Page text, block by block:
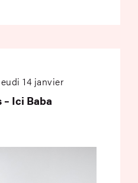
14 janvier
– Ici Baba